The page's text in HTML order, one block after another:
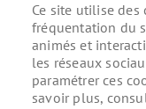
Samedi : 9h - 12h
état civil)
Ce site utilise
fréquentation du
animés et
les réseaux
paramétrer ces
savoir plus,